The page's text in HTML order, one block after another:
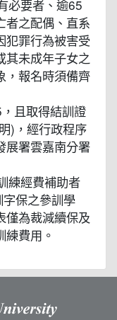
必要者、逾65
者之配偶、直系
犯罪行為被害受
其未成年子女之
，報名時須備齊
且取得結訓證
)，經行政程序
展署雲嘉南分署
練經費補助者
字保之參訓學
僅為裁減續保及
費用。